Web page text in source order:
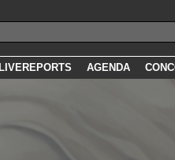
LIVEREPORTS AGENDA